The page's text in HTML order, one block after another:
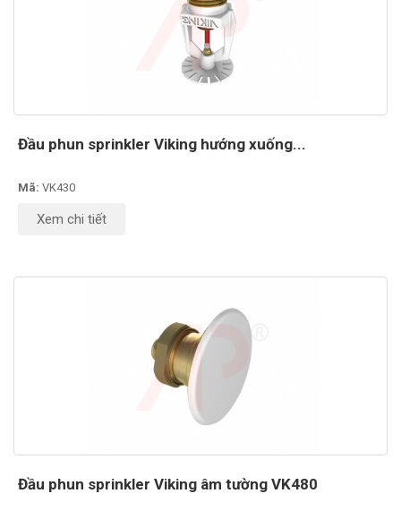
Đầu phun sprinkler Viking hướng xuống...
Mã: VK430
Xem chi tiết
Đầu phun sprinkler Viking âm tường VK480